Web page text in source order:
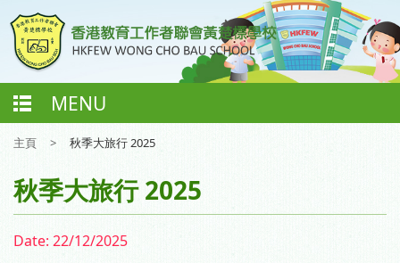
MENU
主頁 > 秋季大旅行 2025
秋季大旅行 2025
Date: 22/12/2025